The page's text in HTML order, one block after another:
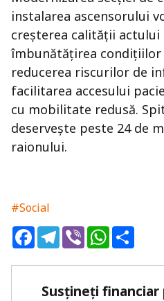
instalarea ascensorului
creșterea calității actului
îmbunătățirea
reducerea riscurilor de
facilitarea accesului
cu mobilitate redusă.
deservește peste 24 de
raionului.
#Social
FacebookTelegram
ViberWhatsApp
Susțineți